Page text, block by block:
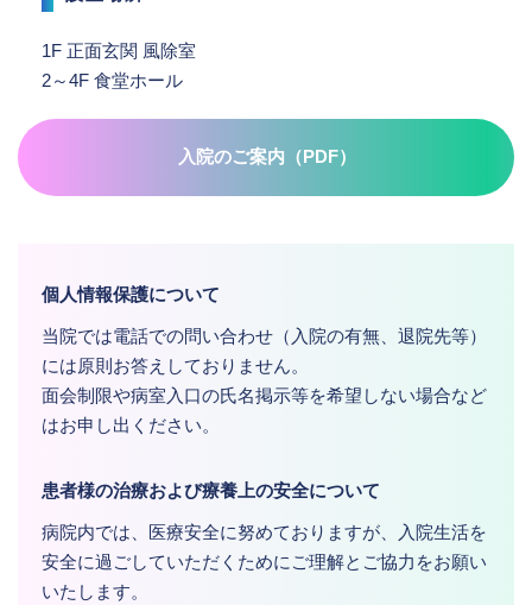
1F 正面玄関 風除室
2～4F 食堂ホール
入院のご案内（PDF）
個人情報保護について
当院では電話での問い合わせ（入院の有無、退院先等）
には原則お答えしておりません。
面会制限や病室入口の氏名掲示等を希望しない場合など
はお申し出ください。
患者様の治療および療養上の安全について
病院内では、医療安全に努めておりますが、入院生活を
安全に過ごしていただくためにご理解とご協力をお願い
いたします。